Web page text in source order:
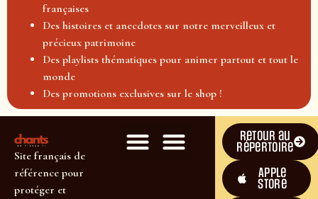
françaises
Des histoires et anecdotes sur notre merveilleux et
précieux patrimoine
Des playlists thématiques pour animer partout et tout le
monde
Des promotions exclusives sur le shop !
Site français de
référence pour
protéger et
Retour au
répertoire
Apple
Store